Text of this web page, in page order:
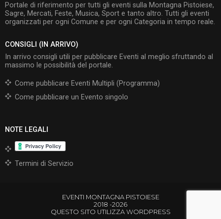
Portale di riferimento per tutti gli eventi sulla Montagna Pistoiese,
Sagre, Mercati, Feste, Musica, Sport e tanto altro. Tutti gli eventi
organizzati per ogni Comune e per ogni Categoria in tempo reale.
CONSIGLI (IN ARRIVO)
In arrivo consigli utili per pubblicare Eventi al meglio sfruttando al
massimo le possibilità del portale.
Come pubblicare Eventi Multipli (Programma)
Come pubblicare un Evento singolo
NOTE LEGALI
Termini di Servizio
EVENTI MONTAGNA PISTOIESE
2018 -2026
QUESTO SITO UTILIZZA WORDPRESS